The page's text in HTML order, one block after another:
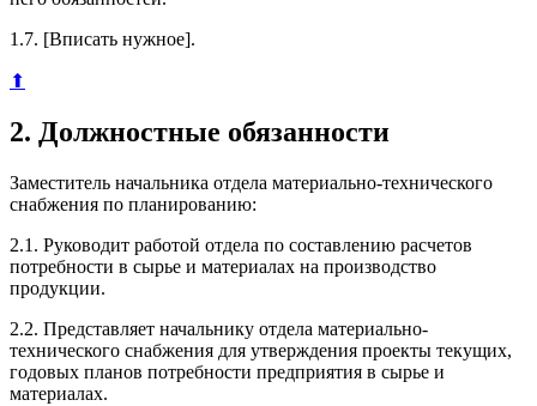
1.7. [Вписать нужное].
⬆
2. Должностные обязанности
Заместитель начальника отдела материально-технического
снабжения по планированию:
2.1. Руководит работой отдела по составлению расчетов
потребности в сырье и материалах на производство
продукции.
2.2. Представляет начальнику отдела материально-
технического снабжения для утверждения проекты текущих,
годовых планов потребности предприятия в сырье и
материалах.